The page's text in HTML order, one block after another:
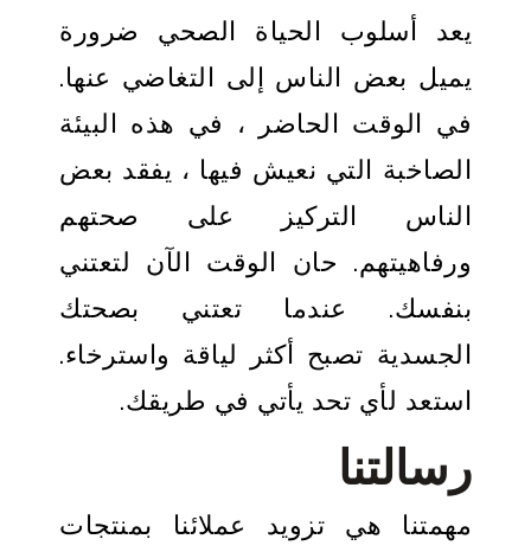
يعد أسلوب الحياة الصحي ضرورة
يميل بعض الناس إلى التغاضي عنها.
في الوقت الحاضر ، في هذه البيئة
الصاخبة التي نعيش فيها ، يفقد بعض
الناس التركيز على صحتهم
ورفاهيتهم. حان الوقت الآن لتعتني
بنفسك. عندما تعتني بصحتك
الجسدية تصبح أكثر لياقة واسترخاء.
استعد لأي تحد يأتي في طريقك.
رسالتنا
مهمتنا هي تزويد عملائنا بمنتجات